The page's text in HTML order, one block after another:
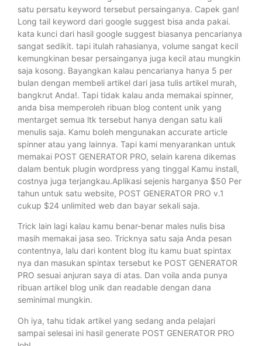
satu persatu keyword tersebut persainganya. Capek gan!
Long tail keyword dari google suggest bisa anda pakai.
kata kunci dari hasil google suggest biasanya pencarianya
sangat sedikit. tapi itulah rahasianya, volume sangat kecil
kemungkinan besar persainganya juga kecil atau mungkin
saja kosong. Bayangkan kalau pencarianya hanya 5 per
bulan dengan membeli artikel dari jasa tulis artikel murah,
bangkrut Anda!. Tapi tidak kalau anda memakai spinner,
anda bisa memperoleh ribuan blog content unik yang
mentarget semua ltk tersebut hanya dengan satu kali
menulis saja. Kamu boleh mengunakan accurate article
spinner atau yang lainnya. Tapi kami menyarankan untuk
memakai POST GENERATOR PRO, selain karena dikemas
dalam bentuk plugin wordpress yang tinggal Kamu install,
costnya juga terjangkau.Aplikasi sejenis harganya $50 Per
tahun untuk satu website, POST GENERATOR PRO v.1
cukup $24 unlimited web dan bayar sekali saja.
Trick lain lagi kalau kamu benar-benar males nulis bisa
masih memakai jasa seo. Tricknya satu saja Anda pesan
contentnya, lalu dari kontent blog itu kamu buat spintax
nya dan masukan spintax tersebut ke POST GENERATOR
PRO sesuai anjuran saya di atas. Dan voila anda punya
ribuan artikel blog unik dan readable dengan dana
seminimal mungkin.
Oh iya, tahu tidak artikel yang sedang anda pelajari
sampai selesai ini hasil generate POST GENERATOR PRO